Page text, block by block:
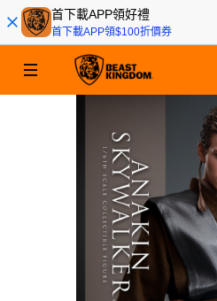
首下載APP領好禮
首下載APP領$100折價券